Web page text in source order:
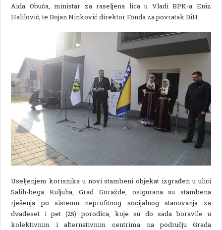
Aida Obuća, ministar za raseljena lica u Vladi BPK-a Eniz
Halilović, te Bojan Ninković direktor Fonda za povratak BiH.
Useljenjem korisnika u novi stambeni objekat izgrađen u ulici
Salih-bega Kuljuha, Grad Goražde, osigurana su stambena
rješenja po sistemu neprofitnog socijalnog stanovanja za
dvadeset i pet (25) porodica, koje su do sada boravile u
kolektivnim i alternativnim centrima na području Grada